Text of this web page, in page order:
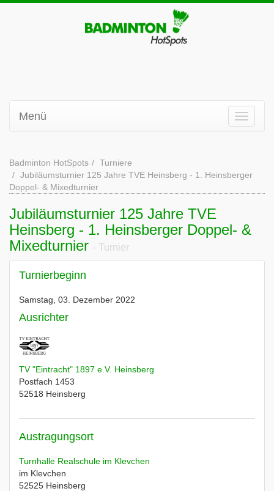
Menü
Badminton HotSpots
Turniere
Jubiläumsturnier 125 Jahre TVE Heinsberg - 1. Heinsberger
Doppel- & Mixedturnier
Jubiläumsturnier 125 Jahre TVE
Heinsberg - 1. Heinsberger Doppel- &
Mixedturnier - Turnier
Turnierbeginn
Samstag, 03. Dezember 2022
Ausrichter
TV "Eintracht" 1897 e.V. Heinsberg
Postfach 1453
52518 Heinsberg
Austragungsort
Turnhalle Realschule im Klevchen
im Klevchen
52525 Heinsberg